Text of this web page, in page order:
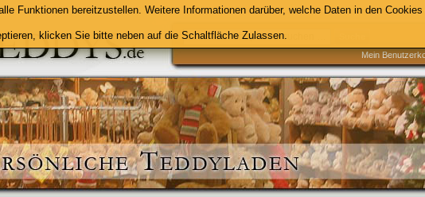
Mein
Funktionen bereitzustellen. Weitere Informationen darüber, welche Daten in den
klicken Sie bitte neben auf die Schaltfläche Zulassen.